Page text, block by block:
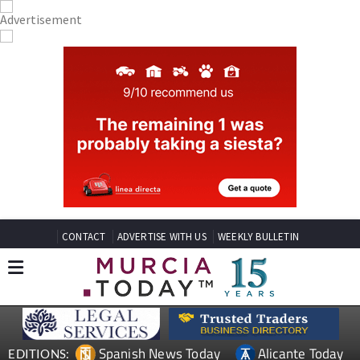
CONTACT ADVERTISE WITH US WEEKLY BULLETIN
EDITIONS: Spanish News Today Alicante Today